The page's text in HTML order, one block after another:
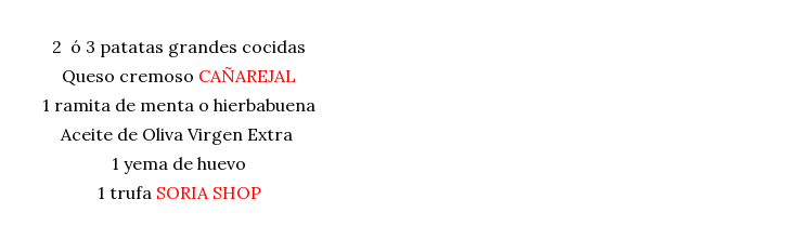
2 ó 3 patatas grandes cocidas
Queso cremoso CAÑAREJAL
1 ramita de menta o hierbabuena
Aceite de Oliva Virgen Extra
1 yema de huevo
1 trufa SORIA SHOP